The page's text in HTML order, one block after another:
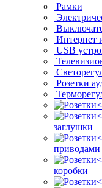
Рамки
Интернет
USB
Розетки
заглушки
приводами
коробки